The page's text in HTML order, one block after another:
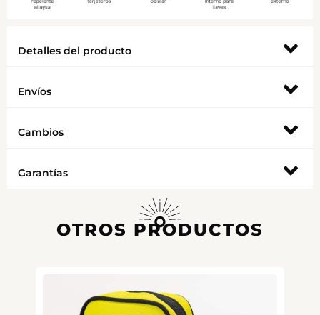
Detalles del producto
Envíos
Cambios
Garantías
OTROS PRODUCTOS